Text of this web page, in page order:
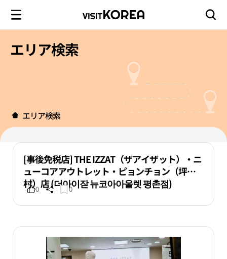
エリア検索
エリア検索
[事後免税店] THE IZZAT（ザアイザット）・ニ
ューコアアウトレット・ピョンチョン（坪
村）店 (더아이잗 뉴코아아울렛 평촌점)
0 0